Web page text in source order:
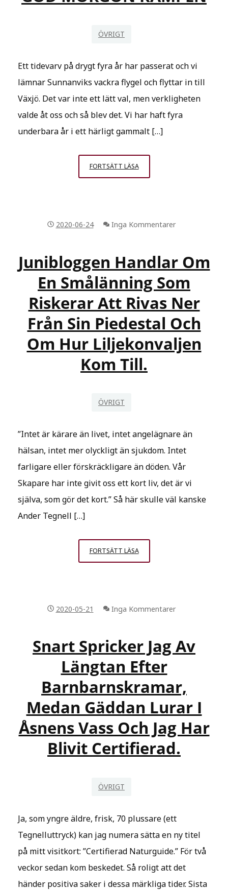
ÖVRIGT
Ett tidevarv på drygt fyra år har passerat och vi
lämnar Sunnanviks vackra flygel och flyttar in till
Växjö. Det var inte ett lätt val, men verkligheten
valde åt oss och så blev det. Vi har haft fyra
underbara år i ett härligt gammalt […]
FORTSÄTT LÄSAFARVÄL
SUNNANVIK
KAMPEN
2020-06-24 Inga Kommentarer
Junibloggen Handlar Om
En Smålänning Som
Riskerar Att Rivas Ner
Från Sin Piedestal Och
Om Hur Liljekonvaljen
Kom Till.
ÖVRIGT
”Intet är kärare än livet, intet angelägnare än
hälsan, intet mer olyckligt än sjukdom. Intet
farligare eller förskräckligare än döden. Vår
Skapare har inte givit oss ett kort liv, det är vi
själva, som gör det kort.” Så här skulle väl kanske
Ander Tegnell […]
FORTSÄTT LÄSAJUNIBLOGGEN
HANDLAR
SOM
RIVAS
NER
FRÅN
SIN
PIEDESTAL
OCH
OM
HUR
LILJEKONVALJEN
KOM
2020-05-21 Inga Kommentarer
Snart Spricker Jag Av
Längtan Efter
Barnbarnskramar,
Medan Gäddan Lurar I
Åsnens Vass Och Jag Har
Blivit Certifierad.
ÖVRIGT
Ja, som yngre äldre, frisk, 70 plussare (ett
Tegnelluttryck) kan jag numera sätta en ny titel
på mitt visitkort: ”Certifierad Naturguide.” För två
veckor sedan kom beskedet. Så roligt att det
händer positiva saker i dessa märkliga tider. Sista